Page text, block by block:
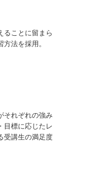
ることに留まら
法を採用。
それぞれの強み
目標に応じたレ
受講生の満足度